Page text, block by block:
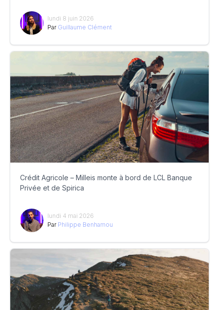
lundi 8 juin 2026
Par Guillaume Clément
Crédit Agricole – Milleis monte à bord de LCL Banque
Privée et de Spirica
lundi 4 mai 2026
Par Philippe Benhamou